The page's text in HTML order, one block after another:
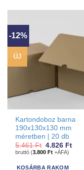
-12%
ÚJ
Kartondoboz barna
190x130x130 mm
méretben | 20 db
5.461Ft Original
price
5.461 Ft.
4.826 Ft
bruttó (3.800 Ft +ÁFA)
KOSÁRBA RAKOM